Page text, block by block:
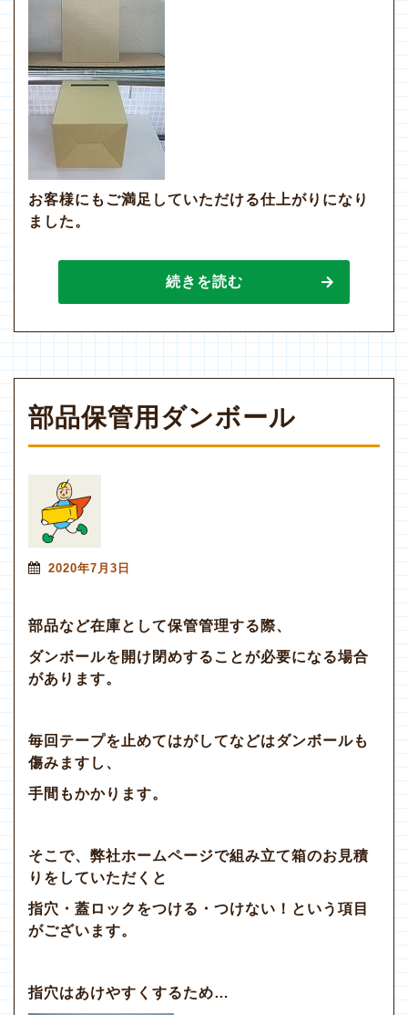
お客様にもご満足していただける仕上がりになり
ました。
続きを読む
部品保管用ダンボール
2020年7月3日
部品など在庫として保管管理する際、
ダンボールを開け閉めすることが必要になる場合
があります。
毎回テープを止めてはがしてなどはダンボールも
傷みますし、
手間もかかります。
そこで、弊社ホームページで組み立て箱のお見積
りをしていただくと
指穴・蓋ロックをつける・つけない！という項目
がございます。
指穴はあけやすくするため…